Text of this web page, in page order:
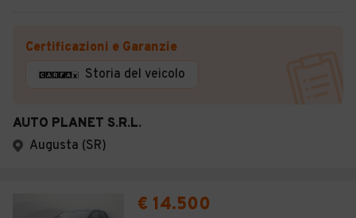
Certificazioni e Garanzie
Storia del veicolo
AUTO PLANET S.R.L.
Augusta (SR)
€ 14.500